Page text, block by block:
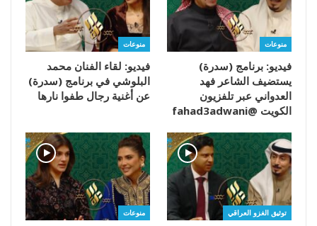
منوعات
فيديو: برنامج (سدرة)
يستضيف الشاعر فهد
العدواني عبر تلفزيون
الكويت @fahad3adwani
منوعات
فيديو: لقاء الفنان محمد
البلوشي في برنامج (سدرة)
عن أغنية رجال طفوا نارها
توثيق الغزو العراقي منوعات